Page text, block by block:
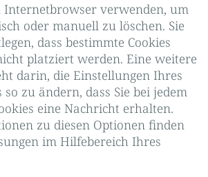
Internetbrowser verwenden, um
oder manuell zu löschen. Sie
dass bestimmte Cookies
platziert werden. Eine weitere
darin, die Einstellungen Ihres
zu ändern, dass Sie bei jedem
eine Nachricht erhalten.
zu diesen Optionen finden
im Hilfebereich Ihres